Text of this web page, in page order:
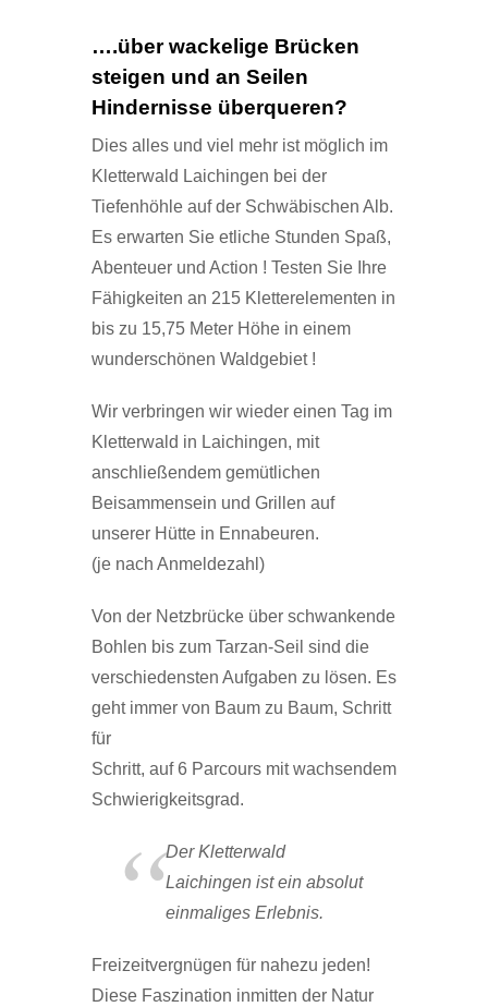
….über wackelige Brücken
steigen und an Seilen
Hindernisse überqueren?
Dies alles und viel mehr ist möglich im
Kletterwald Laichingen bei der
Tiefenhöhle auf der Schwäbischen Alb.
Es erwarten Sie etliche Stunden Spaß,
Abenteuer und Action ! Testen Sie Ihre
Fähigkeiten an 215 Kletterelementen in
bis zu 15,75 Meter Höhe in einem
wunderschönen Waldgebiet !
Wir verbringen wir wieder einen Tag im
Kletterwald in Laichingen, mit
anschließendem gemütlichen
Beisammensein und Grillen auf
unserer Hütte in Ennabeuren.
(je nach Anmeldezahl)
Von der Netzbrücke über schwankende
Bohlen bis zum Tarzan-Seil sind die
verschiedensten Aufgaben zu lösen. Es
geht immer von Baum zu Baum, Schritt
für
Schritt, auf 6 Parcours mit wachsendem
Schwierigkeitsgrad.
Der Kletterwald
Laichingen ist ein absolut
einmaliges Erlebnis.
Freizeitvergnügen für nahezu jeden!
Diese Faszination inmitten der Natur